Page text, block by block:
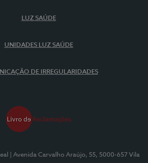
LUZ SAÚDE
UNIDADES LUZ SAÚDE
DE IRREGULARIDADES
| Avenida Carvalho Araújo, 55, 5000-657 Vila